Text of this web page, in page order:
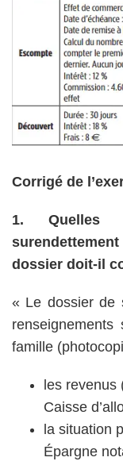
Corrigé de
1. Quelles
dossier doit-il
« Le dossier de
famille
les revenus
Caisse
la situation
Épargne